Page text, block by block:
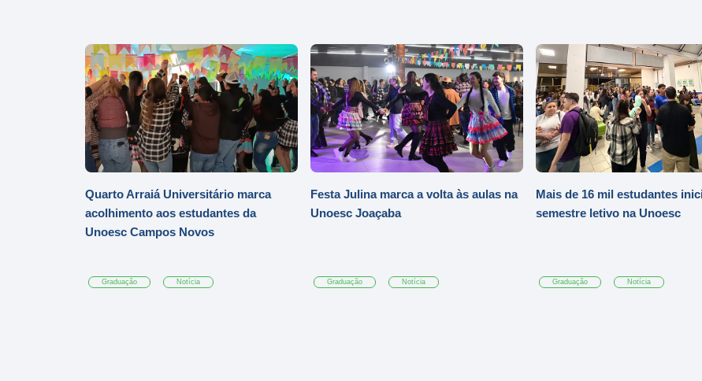
Quarto Arraiá Universitário marca
acolhimento aos estudantes da
Unoesc Campos Novos
Graduação Notícia
Festa Julina marca a volta às aulas na
Unoesc Joaçaba
Graduação Notícia
Mais de 16 mil estudantes
semestre letivo na Unoesc
Graduação Notícia